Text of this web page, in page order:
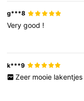
g***8
Verygood !
k***9
Zeer mooie lakentjes